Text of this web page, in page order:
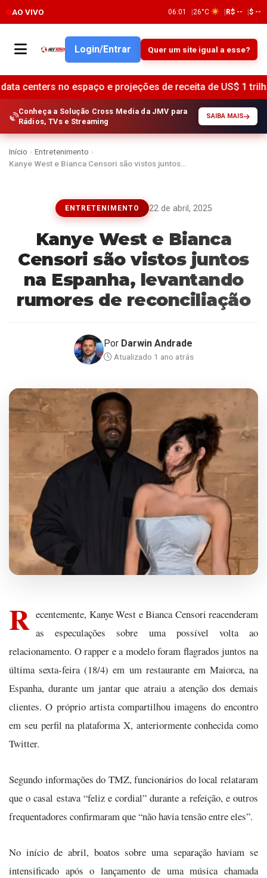
AO VIVO 06:01 26°C R$ -- $ --
Login/Entrar Quer um site igual a esse?
espaço e projeções de receita de US$ 1 trilhão • Setor
Conheça a Solução Cross Media da JMV para
Rádios, TVs e Streaming
SAIBA MAIS
Início › Entretenimento ›
Kanye West e Bianca Censori são vistos juntos…
ENTRETENIMENTO 22 de abril, 2025
Kanye West e Bianca
Censori são vistos juntos
na Espanha, levantando
rumores de reconciliação
Por Darwin Andrade
Atualizado 1 ano atrás
R ecentemente, Kanye West e Bianca Censori reacenderam
as especulações sobre uma possível volta ao
relacionamento. O rapper e a modelo foram flagrados juntos na
última sexta-feira (18/4) em um restaurante em Maiorca, na
Espanha, durante um jantar que atraiu a atenção dos demais
clientes. O próprio artista compartilhou imagens do encontro
em seu perfil na plataforma X, anteriormente conhecida como
Twitter.
Segundo informações do TMZ, funcionários do local relataram
que o casal estava “feliz e cordial” durante a refeição, e outros
frequentadores confirmaram que “não havia tensão entre eles”.
No início de abril, boatos sobre uma separação haviam se
intensificado após o lançamento de uma música chamada